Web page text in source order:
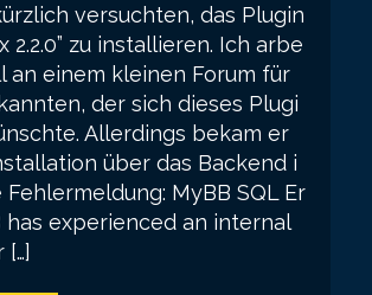
versuchten, das Plugin
2.2.0” zu installieren. Ich arbe
an einem kleinen Forum für
der sich dieses Plugi
Allerdings bekam er
über das Backend i
Fehlermeldung: MyBB SQL Er
has experienced an internal
[…]